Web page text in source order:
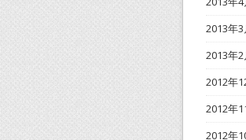
2013年3
2013年2
2012年
2012年
2012年